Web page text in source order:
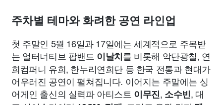
주차별 테마와 화려한 공연 라인업
첫 주말인 5월 16일과 17일에는 세계적으로 주목받
는 얼터너티브 팝밴드 이날치를 비롯해 악단광칠, 연
희컴퍼니 유희, 한누리연희단 등 한국 전통과 현대가
어우러진 공연이 펼쳐집니다. 이어지는 주말에는 싱
어게인 출신의 실력파 아티스트 이무진, 소수빈, 대